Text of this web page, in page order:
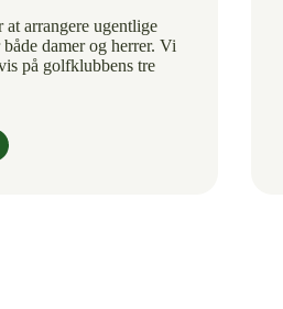
arrangere ugentlige
damer og herrer. Vi
på golfklubbens tre